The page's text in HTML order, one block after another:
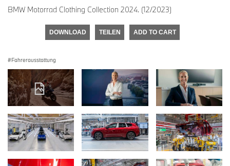
BMW Motorrad Clothing Collection 2024. (12/2023)
DOWNLOAD TEILEN ADD TO CART
Fahrerausstattung